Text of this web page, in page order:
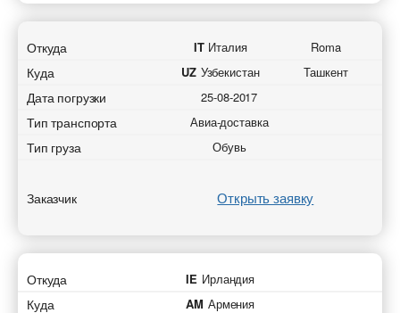
Откуда IT Италия Roma
Куда UZ Узбекистан Ташкент
Дата погрузки 25-08-2017
Тип транспорта Авиа-доставка
Тип груза Обувь
Заказчик Открыть заявку
Откуда IE Ирландия
Куда AM Армения